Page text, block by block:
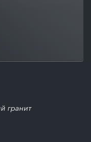
гранит